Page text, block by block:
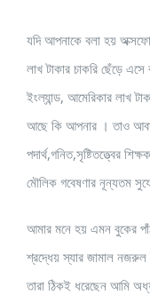
যদি আপনাকে বলা হয়
লাখ টাকার চাকরি ছেঁড়ে
ইংল্যান্ড, আমেরিকার লাখ
আছে কি আপনার । তাও
পদার্থ,গনিত,সৃষ্টিতত্ত্বের
মৌলিক গবেষণার নূন্যতম
আমার মনে হয় এমন বুকের
শ্রদ্ধেয় স্যার জামাল নজরুল
তারা ঠিকই ধরেছেন আমি